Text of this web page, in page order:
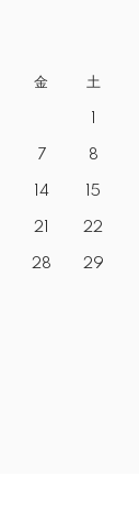
金 土
7 8
14 15
21 22
28 29